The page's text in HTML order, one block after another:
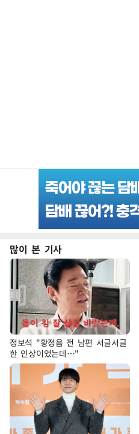
많이 본 기사
정보석 "황정음 전 남편 서글서글
한 인상이었는데…"